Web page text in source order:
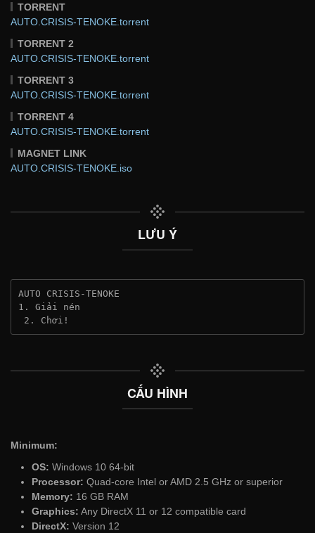
TORRENT
AUTO.CRISIS-TENOKE.torrent
TORRENT 2
AUTO.CRISIS-TENOKE.torrent
TORRENT 3
AUTO.CRISIS-TENOKE.torrent
TORRENT 4
AUTO.CRISIS-TENOKE.torrent
MAGNET LINK
AUTO.CRISIS-TENOKE.iso
LƯU Ý
AUTO CRISIS-TENOKE
1. Giải nén
2. Chơi!
CẤU HÌNH
Minimum:
OS: Windows 10 64-bit
Processor: Quad-core Intel or AMD 2.5 GHz or superior
Memory: 16 GB RAM
Graphics: Any DirectX 11 or 12 compatible card
DirectX: Version 12